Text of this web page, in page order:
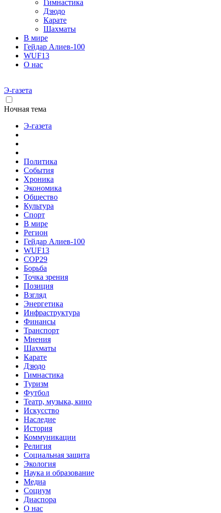
Гимнастика
Дзюдо
Карате
Шахматы
В мире
Гейдар Алиев-100
WUF13
О нас
Э-газета
Ночная тема
Э-газета
Политика
События
Хроника
Экономика
Общество
Культура
Спорт
В мире
Регион
Гейдар Алиев-100
WUF13
COP29
Борьба
Точка зрения
Позиция
Взгляд
Энергетика
Инфраструктура
Финансы
Транспорт
Мнения
Шахматы
Карате
Дзюдо
Гимнастика
Туризм
Футбол
Театр, музыка, кино
Искусство
Наследие
История
Коммуникации
Религия
Социальная защита
Экология
Наука и образование
Медиа
Социум
Диаспора
О нас